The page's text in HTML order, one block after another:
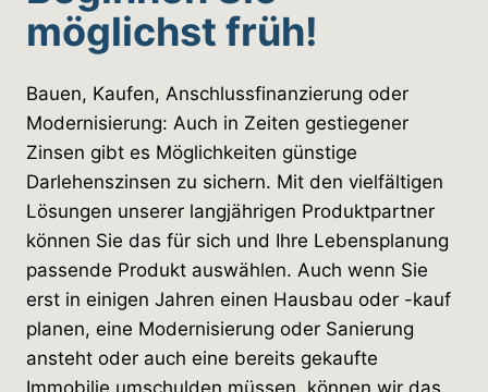
möglichst früh!
Bauen, Kaufen, Anschlussfinanzierung oder
Modernisierung: Auch in Zeiten gestiegener
Zinsen gibt es Möglichkeiten günstige
Darlehenszinsen zu sichern. Mit den vielfältigen
Lösungen unserer langjährigen Produktpartner
können Sie das für sich und Ihre Lebensplanung
passende Produkt auswählen. Auch wenn Sie
erst in einigen Jahren einen Hausbau oder -kauf
planen, eine Modernisierung oder Sanierung
ansteht oder auch eine bereits gekaufte
Immobilie umschulden müssen, können wir das